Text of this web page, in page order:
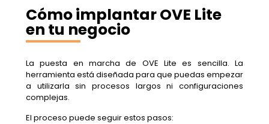
Cómo implantar OVE Lite
en tu negocio
La puesta en marcha de OVE Lite es sencilla. La
herramienta está diseñada para que puedas empezar
a utilizarla sin procesos largos ni configuraciones
complejas.
El proceso puede seguir estos pasos: